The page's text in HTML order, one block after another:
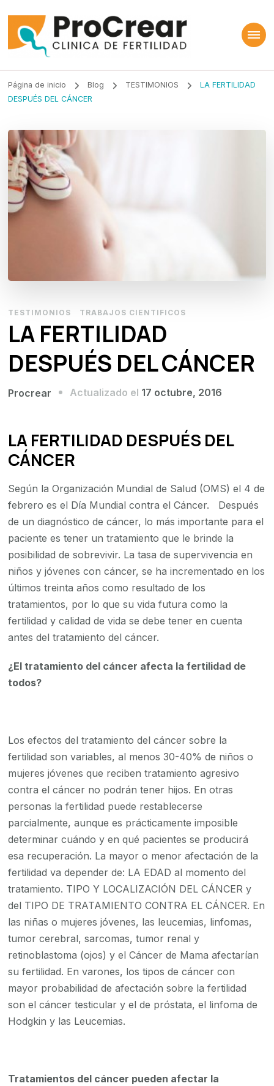
ProCrear
Página de inicio Blog TESTIMONIOS
LA FERTILIDAD
DESPUÉS DEL CÁNCER
TESTIMONIOS TRABAJOS CIENTIFICOS
LA FERTILIDAD
DESPUÉS DEL CÁNCER
Procrear Actualizado el 17 octubre, 2016
LA FERTILIDAD DESPUÉS DEL
CÁNCER
Según la Organización Mundial de Salud (OMS) el 4 de
febrero es el Día Mundial contra el Cáncer. Después
de un diagnóstico de cáncer, lo más importante para el
paciente es tener un tratamiento que le brinde la
posibilidad de sobrevivir. La tasa de supervivencia en
niños y jóvenes con cáncer, se ha incrementado en los
últimos treinta años como resultado de los
tratamientos, por lo que su vida futura como la
fertilidad y calidad de vida se debe tener en cuenta
antes del tratamiento del cáncer.
¿El tratamiento del cáncer afecta la fertilidad de
todos?
Los efectos del tratamiento del cáncer sobre la
fertilidad son variables, al menos 30-40% de niños o
mujeres jóvenes que reciben tratamiento agresivo
contra el cáncer no podrán tener hijos. En otras
personas la fertilidad puede restablecerse
parcialmente, aunque es prácticamente imposible
determinar cuándo y en qué pacientes se producirá
esa recuperación. La mayor o menor afectación de la
fertilidad va depender de: LA EDAD al momento del
tratamiento. TIPO Y LOCALIZACIÓN DEL CÁNCER y
del TIPO DE TRATAMIENTO CONTRA EL CÁNCER. En
las niñas o mujeres jóvenes, las leucemias, linfomas,
tumor cerebral, sarcomas, tumor renal y
retinoblastoma (ojos) y el Cáncer de Mama afectarían
su fertilidad. En varones, los tipos de cáncer con
mayor probabilidad de afectación sobre la fertilidad
son el cáncer testicular y el de próstata, el linfoma de
Hodgkin y las Leucemias.
Tratamientos del cáncer pueden afectar la